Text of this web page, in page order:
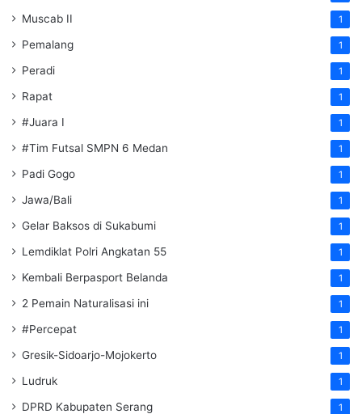
Muscab II 1
Pemalang 1
Peradi 1
Rapat 1
#Juara I 1
#Tim Futsal SMPN 6 Medan 1
Padi Gogo 1
Jawa/Bali 1
Gelar Baksos di Sukabumi 1
Lemdiklat Polri Angkatan 55 1
Kembali Berpasport Belanda 1
2 Pemain Naturalisasi ini 1
#Percepat 1
Gresik-Sidoarjo-Mojokerto 1
Ludruk 1
DPRD Kabupaten Serang 1